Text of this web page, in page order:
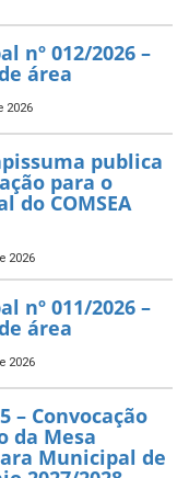
nº 012/2026 –
área
2026
publica
para o
do COMSEA
2026
nº 011/2026 –
área
2026
– Convocação
da Mesa
Municipal de